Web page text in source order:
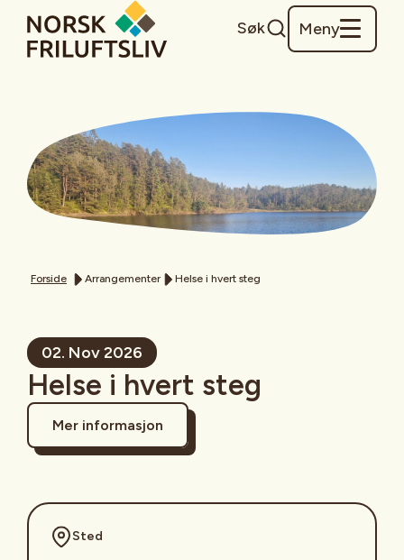
Søk Meny
Forside Arrangementer Helse i hvert steg
02. Nov 2026
Helse i hvert steg
Mer informasjon
Sted